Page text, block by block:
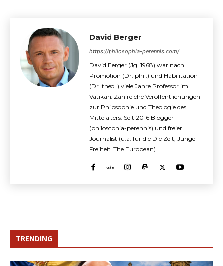
David Berger
https://philosophia-perennis.com/
David Berger (Jg. 1968) war nach
Promotion (Dr. phil.) und Habilitation
(Dr. theol.) viele Jahre Professor im
Vatikan. Zahlreiche Veröffentlichungen
zur Philosophie und Theologie des
Mittelalters. Seit 2016 Blogger
(philosophia-perennis) und freier
Journalist (u.a. für die Die Zeit, Junge
Freiheit, The European).
TRENDING